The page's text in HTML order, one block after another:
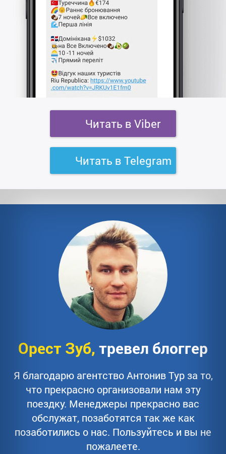
Читать в Viber
Читать в Telegram
Я благодарю агентство Антонив Тур за то,
что прекрасно организовали нам эту
поездку. Менеджеры прекрасно вас
обслужат, позаботятся так же как
позаботились о нас. Пользуйтесь и вы не
пожалеете.
Орест Зуб, тревел блоггер